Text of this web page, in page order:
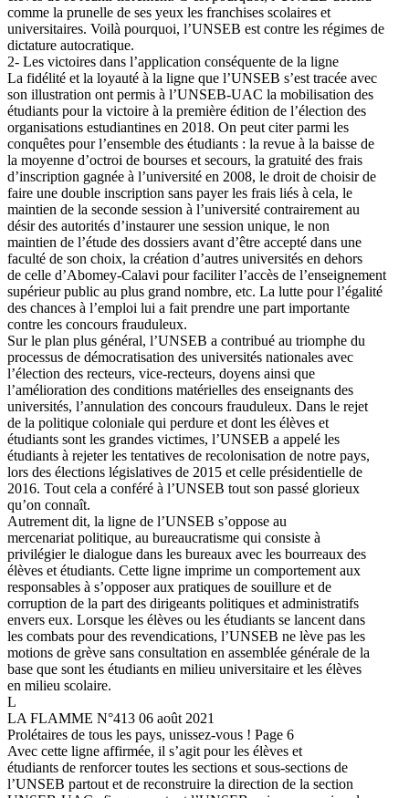
comme la prunelle de ses yeux les franchises scolaires et
universitaires. Voilà pourquoi, l’UNSEB est contre les régimes de
dictature autocratique.
2- Les victoires dans l’application conséquente de la ligne
La fidélité et la loyauté à la ligne que l’UNSEB s’est tracée avec
son illustration ont permis à l’UNSEB-UAC la mobilisation des
étudiants pour la victoire à la première édition de l’élection des
organisations estudiantines en 2018. On peut citer parmi les
conquêtes pour l’ensemble des étudiants : la revue à la baisse de
la moyenne d’octroi de bourses et secours, la gratuité des frais
d’inscription gagnée à l’université en 2008, le droit de choisir de
faire une double inscription sans payer les frais liés à cela, le
maintien de la seconde session à l’université contrairement au
désir des autorités d’instaurer une session unique, le non
maintien de l’étude des dossiers avant d’être accepté dans une
faculté de son choix, la création d’autres universités en dehors
de celle d’Abomey-Calavi pour faciliter l’accès de l’enseignement
supérieur public au plus grand nombre, etc. La lutte pour l’égalité
des chances à l’emploi lui a fait prendre une part importante
contre les concours frauduleux.
Sur le plan plus général, l’UNSEB a contribué au triomphe du
processus de démocratisation des universités nationales avec
l’élection des recteurs, vice-recteurs, doyens ainsi que
l’amélioration des conditions matérielles des enseignants des
universités, l’annulation des concours frauduleux. Dans le rejet
de la politique coloniale qui perdure et dont les élèves et
étudiants sont les grandes victimes, l’UNSEB a appelé les
étudiants à rejeter les tentatives de recolonisation de notre pays,
lors des élections législatives de 2015 et celle présidentielle de
2016. Tout cela a conféré à l’UNSEB tout son passé glorieux
qu’on connaît.
Autrement dit, la ligne de l’UNSEB s’oppose au
mercenariat politique, au bureaucratisme qui consiste à
privilégier le dialogue dans les bureaux avec les bourreaux des
élèves et étudiants. Cette ligne imprime un comportement aux
responsables à s’opposer aux pratiques de souillure et de
corruption de la part des dirigeants politiques et administratifs
envers eux. Lorsque les élèves ou les étudiants se lancent dans
les combats pour des revendications, l’UNSEB ne lève pas les
motions de grève sans consultation en assemblée générale de la
base que sont les étudiants en milieu universitaire et les élèves
en milieu scolaire.
L
LA FLAMME N°413 06 août 2021
Prolétaires de tous les pays, unissez-vous ! Page 6
Avec cette ligne affirmée, il s’agit pour les élèves et
étudiants de renforcer toutes les sections et sous-sections de
l’UNSEB partout et de reconstruire la direction de la section